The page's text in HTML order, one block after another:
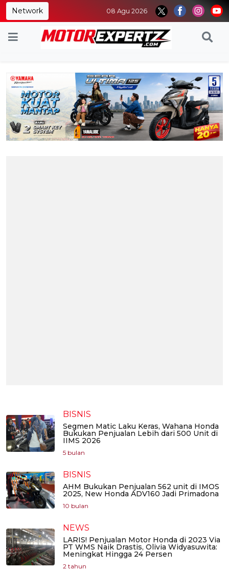
Network 08 Agu 2026
BISNIS
Segmen Matic Laku Keras, Wahana Honda
Bukukan Penjualan Lebih dari 500 Unit di
IIMS 2026
5 bulan
BISNIS
AHM Bukukan Penjualan 562 unit di IMOS
2025, New Honda ADV160 Jadi Primadona
10 bulan
NEWS
LARIS! Penjualan Motor Honda di 2023 Via
PT WMS Naik Drastis, Olivia Widyasuwita:
Meningkat Hingga 24 Persen
2 tahun